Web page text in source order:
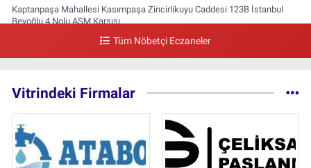
Kaptanpaşa Mahallesi Kasımpaşa Zincirlikuyu Caddesi 123B İstanbul
Beyoğlu 4 Nolu ASM Karşısı
Yol Tarifi Al
Tüm Nöbetçi Eczaneler
Vitrindeki Firmalar